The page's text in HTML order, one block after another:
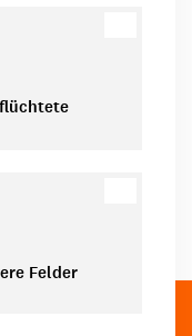
Felder